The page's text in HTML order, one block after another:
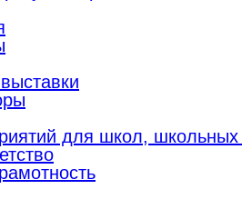
для школ, школьных